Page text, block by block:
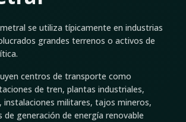
se utiliza típicamente en industrias
grandes terrenos o activos de
centros de transporte como
de tren, plantas industriales,
instalaciones militares, tajos mineros,
generación de energía renovable